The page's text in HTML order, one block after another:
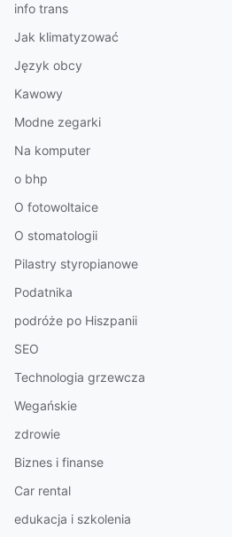
info trans
Jak klimatyzować
Język obcy
Kawowy
Modne zegarki
Na komputer
o bhp
O fotowoltaice
O stomatologii
Pilastry styropianowe
Podatnika
podróże po Hiszpanii
SEO
Technologia grzewcza
Wegańskie
zdrowie
Biznes i finanse
Car rental
edukacja i szkolenia